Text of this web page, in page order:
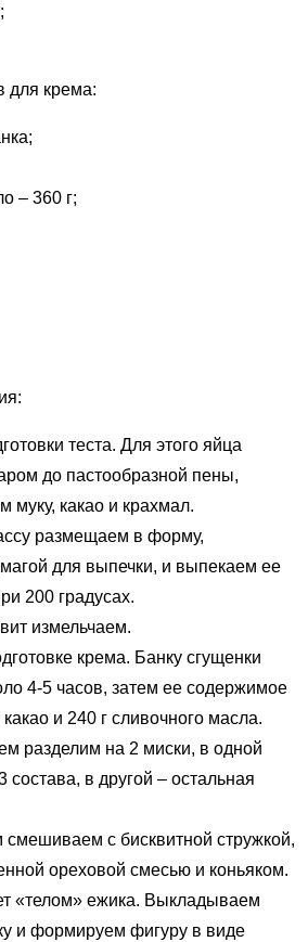
для крема:
– 360 г;
теста. Для этого яйца
до пастообразной пены,
муку, какао и крахмал.
размещаем в форму,
для выпечки, и выпекаем ее
200 градусах.
измельчаем.
крема. Банку сгущенки
4-5 часов, затем ее содержимое
и 240 г сливочного масла.
разделим на 2 миски, в одной
состава, в другой – остальная
с бисквитной стружкой,
ореховой смесью и коньяком.
«телом» ежика. Выкладываем
и формируем фигуру в виде